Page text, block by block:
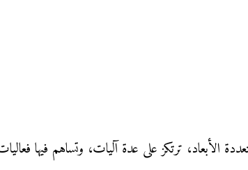
الأبعاد، ترتكز على عدة آليات، وتساهم فيها